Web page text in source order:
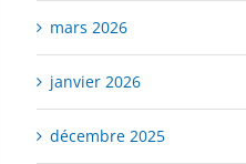
mars 2026
janvier 2026
décembre 2025